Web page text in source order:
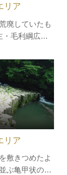
廃していたも
・毛利綱広
でなり）を弔
した臨済宗の
就以下2代～
数代藩主の墓
前には600数
ずらりと並び
っ…
リア
敷きつめたよ
ぶ亀甲状の岩
リア